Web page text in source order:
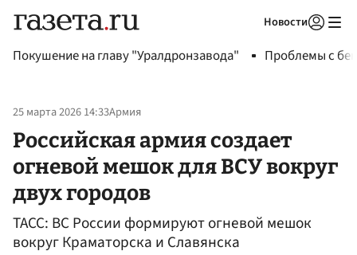
Новости
Покушение на главу "Уралдронзавода" Проблемы с
25 марта 2026 14:33Армия
Российская армия создает
огневой мешок для ВСУ вокруг
двух городов
ТАСС: ВС России формируют огневой мешок
вокруг Краматорска и Славянска